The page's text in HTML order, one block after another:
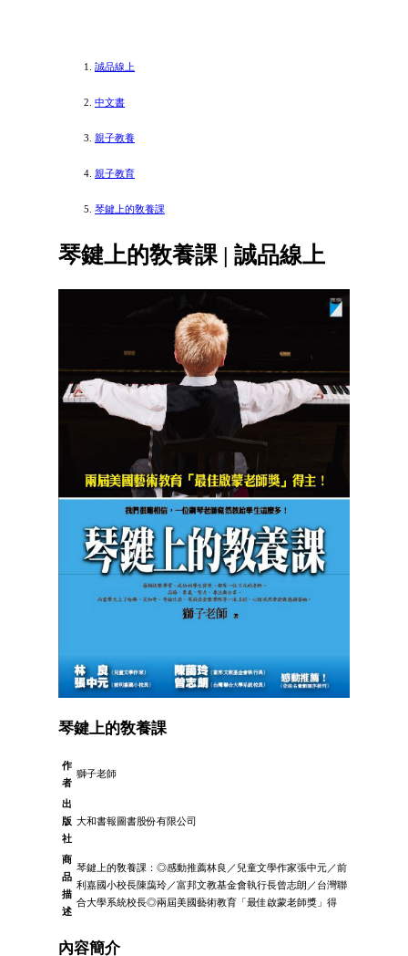
誠品線上
中文書
親子教養
親子教育
琴鍵上的敎養課
琴鍵上的敎養課 | 誠品線上
琴鍵上的敎養課
作
者
獅子老師
出
版
社
大和書報圖書股份有限公司
商
品
描
述
琴鍵上的敎養課：◎感動推薦林良／兒童文學作家張中元／前
利嘉國小校長陳藹玲／富邦文教基金會執行長曾志朗／台灣聯
合大學系統校長◎兩屆美國藝術教育「最佳啟蒙老師獎」得
內容簡介